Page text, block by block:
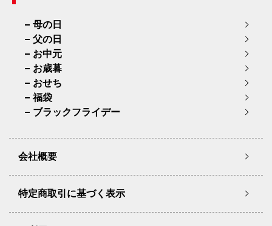
母の日
父の日
お中元
お歳暮
おせち
福袋
ブラックフライデー
会社概要
特定商取引に基づく表示